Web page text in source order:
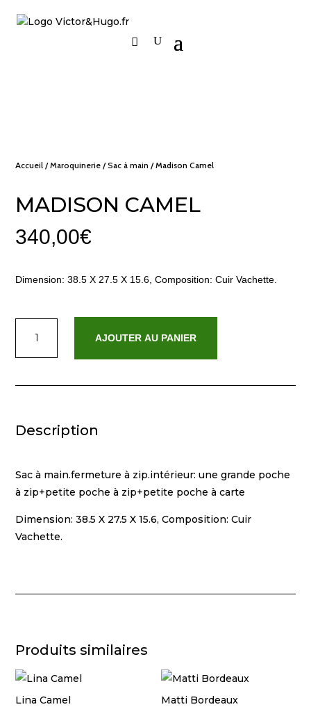
Accueil /Maroquinerie /Sac à main / Madison Camel
MADISON CAMEL
340,00€
Dimension: 38.5 X 27.5 X 15.6, Composition: Cuir Vachette.
Madison
AJOUTER AU PANIER
Description
Sac à main.fermeture à zip.intérieur: une grande poche
à zip+petite poche à zip+petite poche à carte
Dimension: 38.5 X 27.5 X 15.6, Composition: Cuir
Vachette.
Produits similaires
Lina Camel Matti Bordeaux